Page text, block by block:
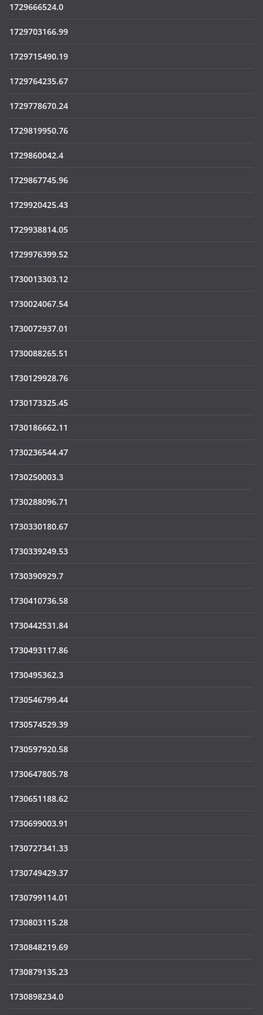
1729666524.0
1729703166.99
1729715490.19
1729764235.67
1729778670.24
1729819950.76
1729860042.4
1729867745.96
1729920425.43
1729938814.05
1729976399.52
1730013303.12
1730024067.54
1730072937.01
1730088265.51
1730129928.76
1730173325.45
1730186662.11
1730236544.47
1730250003.3
1730288096.71
1730330180.67
1730339249.53
1730390929.7
1730410736.58
1730442531.84
1730493117.86
1730495362.3
1730546799.44
1730574529.39
1730597920.58
1730647805.78
1730651188.62
1730699003.91
1730727341.33
1730749429.37
1730799114.01
1730803115.28
1730848219.69
1730879135.23
1730898234.0